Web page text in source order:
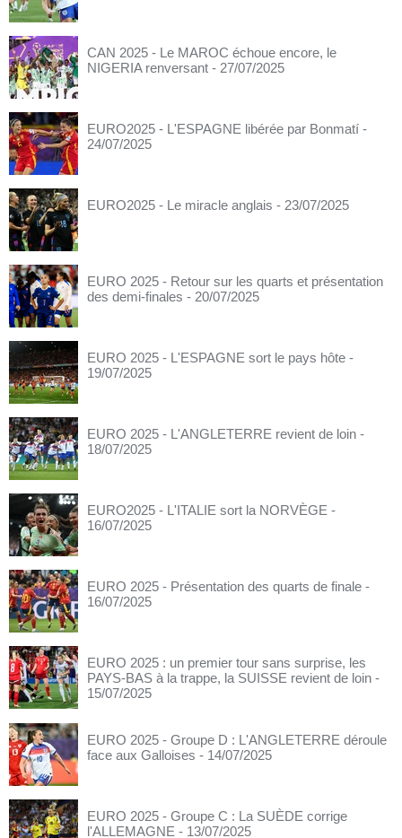
CAN 2025 - Le MAROC échoue encore, le
NIGERIA renversant - 27/07/2025
EURO2025 - L'ESPAGNE libérée par Bonmatí -
24/07/2025
EURO2025 - Le miracle anglais - 23/07/2025
EURO 2025 - Retour sur les quarts et présentation
des demi-finales - 20/07/2025
EURO 2025 - L'ESPAGNE sort le pays hôte -
19/07/2025
EURO 2025 - L'ANGLETERRE revient de loin -
18/07/2025
EURO2025 - L'ITALIE sort la NORVÈGE -
16/07/2025
EURO 2025 - Présentation des quarts de finale -
16/07/2025
EURO 2025 : un premier tour sans surprise, les
PAYS-BAS à la trappe, la SUISSE revient de loin -
15/07/2025
EURO 2025 - Groupe D : L'ANGLETERRE déroule
face aux Galloises - 14/07/2025
EURO 2025 - Groupe C : La SUÈDE corrige
l'ALLEMAGNE - 13/07/2025